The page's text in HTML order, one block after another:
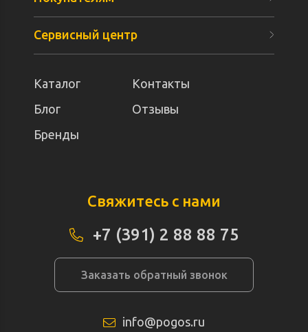
Сервисный центр
Каталог
Контакты
Блог
Отзывы
Бренды
Свяжитесь с нами
+7 (391) 2 88 88 75
Заказать обратный звонок
info@pogos.ru